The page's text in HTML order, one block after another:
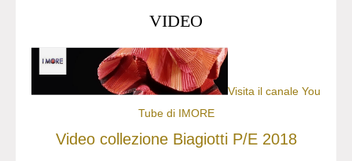
VIDEO
Visita il canale You
Tube di IMORE
Video collezione Biagiotti P/E 2018